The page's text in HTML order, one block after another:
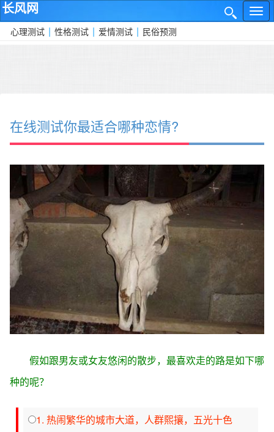
✕
长风网
网
站
心理测试 | 性格测试 | 爱情测试 | 民俗预测
在线测试你最适合哪种恋情?
假如跟男友或女友悠闲的散步，最喜欢走的路是如下哪
种的呢？
1. 热闹繁华的城市大道，人群熙攘，五光十色